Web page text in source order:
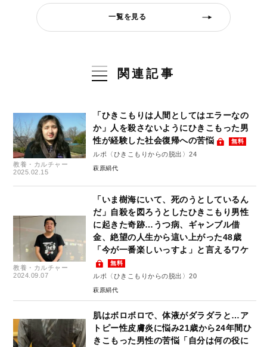
一覧を見る
関連記事
教養・カルチャー
2025.02.15
「ひきこもりは人間としてはエラーなの
か」人を殺さないようにひきこもった男
性が経験した社会復帰への苦悩
無料
ルポ〈ひきこもりからの脱出〉24
萩原絹代
教養・カルチャー
2024.09.07
「いま樹海にいて、死のうとしているん
だ」自殺を図ろうとしたひきこもり男性
に起きた奇跡…うつ病、ギャンブル借
金、絶望の人生から這い上がった48歳
「今が一番楽しいっすよ」と言えるワケ
無料
ルポ〈ひきこもりからの脱出〉20
萩原絹代
肌はボロボロで、体液がダラダラと…ア
トピー性皮膚炎に悩み21歳から24年間ひ
きこもった男性の苦悩「自分は何の役に